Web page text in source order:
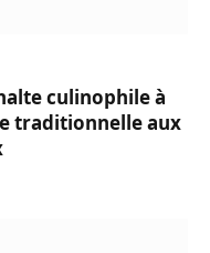
culinophile à
traditionnelle aux